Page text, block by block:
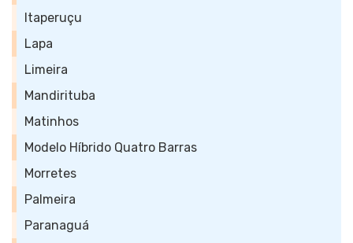
Itaperuçu
Lapa
Limeira
Mandirituba
Matinhos
Modelo Híbrido Quatro Barras
Morretes
Palmeira
Paranaguá